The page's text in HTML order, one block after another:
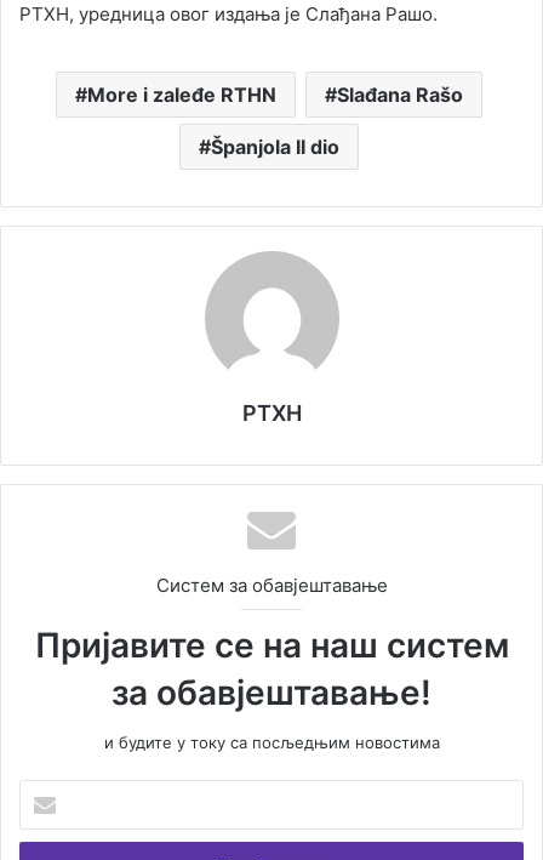
РТХН, уредница овог издања је Слађана Рашо.
More i zaleđe RTHN Slađana Rašo
Španjola II dio
РТХН
Систем за обавјештавање
Пријавите се на наш систем
за обавјештавање!
и будите у току са посљедњим новостима
Вашу
емаил